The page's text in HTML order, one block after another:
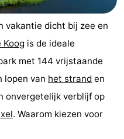
vakantie dicht bij zee en
Koog is de ideale
met 144 vrijstaande
lopen van het strand en
onvergetelijk verblijf op
. Waarom kiezen voor